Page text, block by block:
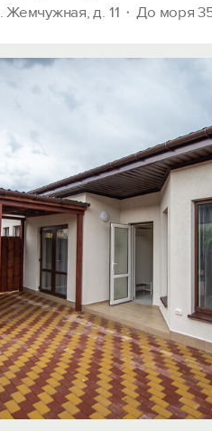
Жемчужная, д. 11 До моря